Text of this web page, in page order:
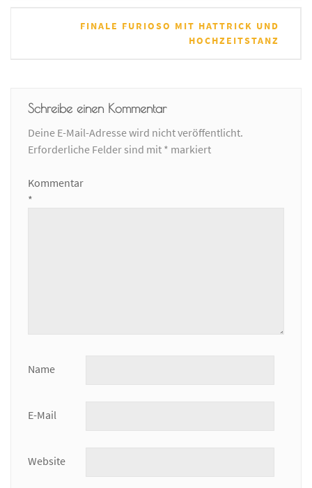
FINALE FURIOSO MIT HATTRICK UND
HOCHZEITSTANZ
Schreibe einen Kommentar
Deine E-Mail-Adresse wird nicht veröffentlicht.
Erforderliche Felder sind mit * markiert
Kommentar
*
Name
E-Mail
Website